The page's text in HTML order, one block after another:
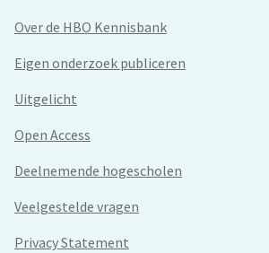
Over de HBO Kennisbank
Eigen onderzoek publiceren
Uitgelicht
Open Access
Deelnemende hogescholen
Veelgestelde vragen
Privacy Statement